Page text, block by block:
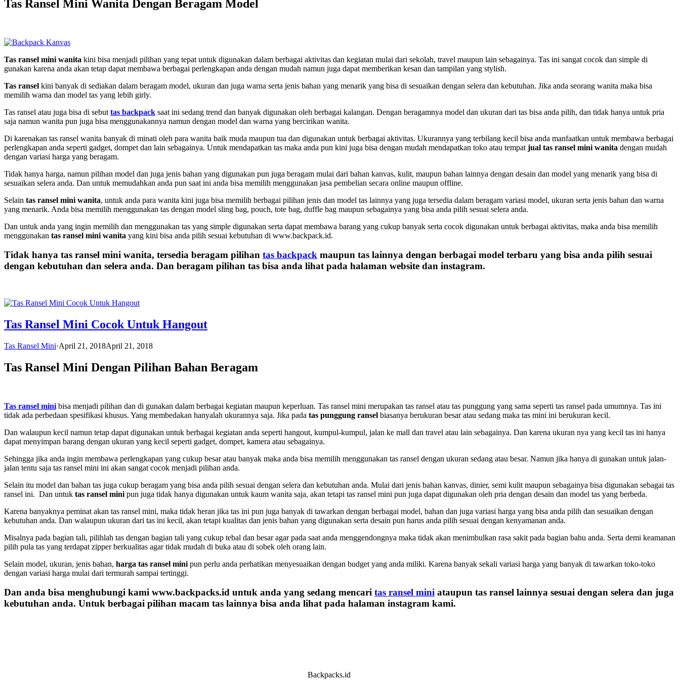
Tas Ransel Mini Wanita Dengan Beragam Model
Tas ransel mini wanita kini bisa menjadi pilihan yang tepat untuk digunakan dalam berbagai aktivitas dan kegiatan mulai dari sekolah, travel maupun lain sebagainya. Tas ini sangat cocok dan simple di
gunakan karena anda akan tetap dapat membawa berbagai perlengkapan anda dengan mudah namun juga dapat memberikan kesan dan tampilan yang stylish.
Tas ransel kini banyak di sediakan dalam beragam model, ukuran dan juga warna serta jenis bahan yang menarik yang bisa di sesuaikan dengan selera dan kebutuhan. Jika anda seorang wanita maka bisa
memilih warna dan model tas yang lebih girly.
Tas ransel atau juga bisa di sebut tas backpack saat ini sedang trend dan banyak digunakan oleh berbagai kalangan. Dengan beragamnya model dan ukuran dari tas bisa anda pilih, dan tidak hanya untuk pria
saja namun wanita pun juga bisa menggunakannya namun dengan model dan warna yang bercirikan wanita.
Di karenakan tas ransel wanita banyak di minati oleh para wanita baik muda maupun tua dan digunakan untuk berbagai aktivitas. Ukurannya yang terbilang kecil bisa anda manfaatkan untuk membawa berbagai
perlengkapan anda seperti gadget, dompet dan lain sebagainya. Untuk mendapatkan tas maka anda pun kini juga bisa dengan mudah mendapatkan toko atau tempat jual tas ransel mini wanita dengan mudah
dengan variasi harga yang beragam.
Tidak hanya harga, namun pilihan model dan juga jenis bahan yang digunakan pun juga beragam mulai dari bahan kanvas, kulit, maupun bahan lainnya dengan desain dan model yang menarik yang bisa di
sesuaikan selera anda. Dan untuk memudahkan anda pun saat ini anda bisa memilih menggunakan jasa pembelian secara online maupun offline.
Selain tas ransel mini wanita, untuk anda para wanita kini juga bisa memilih berbagai pilihan jenis dan model tas lainnya yang juga tersedia dalam beragam variasi model, ukuran serta jenis bahan dan warna
yang menarik. Anda bisa memilih menggunakan tas dengan model sling bag, pouch, tote bag, duffle bag maupun sebagainya yang bisa anda pilih sesuai selera anda.
Dan untuk anda yang ingin memilih dan menggunakan tas yang simple digunakan serta dapat membawa barang yang cukup banyak serta cocok digunakan untuk berbagai aktivitas, maka anda bisa memilih
menggunakan tas ransel mini wanita yang kini bisa anda pilih sesuai kebutuhan di www.backpack.id.
Tidak hanya tas ransel mini wanita, tersedia beragam pilihan tas backpack maupun tas lainnya dengan berbagai model terbaru yang bisa anda pilih sesuai
dengan kebutuhan dan selera anda. Dan beragam pilihan tas bisa anda lihat pada halaman website dan instagram.
Tas Ransel Mini Cocok Untuk Hangout
Tas Ransel Mini·April 21, 2018April 21, 2018
Tas Ransel Mini Dengan Pilihan Bahan Beragam
Tas ransel mini bisa menjadi pilihan dan di gunakan dalam berbagai kegiatan maupun keperluan. Tas ransel mini merupakan tas ransel atau tas punggung yang sama seperti tas ransel pada umumnya. Tas ini
tidak ada perbedaan spesifikasi khusus. Yang membedakan hanyalah ukurannya saja. Jika pada tas punggung ransel biasanya berukuran besar atau sedang maka tas mini ini berukuran kecil.
Dan walaupun kecil namun tetap dapat digunakan untuk berbagai kegiatan anda seperti hangout, kumpul-kumpul, jalan ke mall dan travel atau lain sebagainya. Dan karena ukuran nya yang kecil tas ini hanya
dapat menyimpan barang dengan ukuran yang kecil seperti gadget, dompet, kamera atau sebagainya.
Sehingga jika anda ingin membawa perlengkapan yang cukup besar atau banyak maka anda bisa memilih menggunakan tas ransel dengan ukuran sedang atau besar. Namun jika hanya di gunakan untuk jalan-
jalan tentu saja tas ransel mini ini akan sangat cocok menjadi pilihan anda.
Selain itu model dan bahan tas juga cukup beragam yang bisa anda pilih sesuai dengan selera dan kebutuhan anda. Mulai dari jenis bahan kanvas, dinier, semi kulit maupun sebagainya bisa digunakan sebagai tas
ransel ini. Dan untuk tas ransel mini pun juga tidak hanya digunakan untuk kaum wanita saja, akan tetapi tas ransel mini pun juga dapat digunakan oleh pria dengan desain dan model tas yang berbeda.
Karena banyaknya peminat akan tas ransel mini, maka tidak heran jika tas ini pun juga banyak di tawarkan dengan berbagai model, bahan dan juga variasi harga yang bisa anda pilih dan sesuaikan dengan
kebutuhan anda. Dan walaupun ukuran dari tas ini kecil, akan tetapi kualitas dan jenis bahan yang digunakan serta desain pun harus anda pilih sesuai dengan kenyamanan anda.
Misalnya pada bagian tali, pilihlah tas dengan bagian tali yang cukup tebal dan besar agar pada saat anda menggendongnya maka tidak akan menimbulkan rasa sakit pada bagian bahu anda. Serta demi keamanan
pilih pula tas yang terdapat zipper berkualitas agar tidak mudah di buka atau di sobek oleh orang lain.
Selain model, ukuran, jenis bahan, harga tas ransel mini pun perlu anda perhatikan menyesuaikan dengan budget yang anda miliki. Karena banyak sekali variasi harga yang banyak di tawarkan toko-toko
dengan variasi harga mulai dari termurah sampai tertinggi.
Dan anda bisa menghubungi kami www.backpacks.id untuk anda yang sedang mencari tas ransel mini ataupun tas ransel lainnya sesuai dengan selera dan juga
kebutuhan anda. Untuk berbagai pilihan macam tas lainnya bisa anda lihat pada halaman instagram kami.
Backpacks.id